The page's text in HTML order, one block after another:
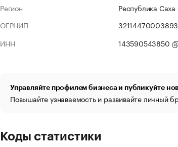
Регион
Республика Саха
ОГРНИП
ИНН
143590543850
Управляйте профилем бизнеса и публикуйте
Повышайте узнаваемость и развивайте личный
Коды статистики